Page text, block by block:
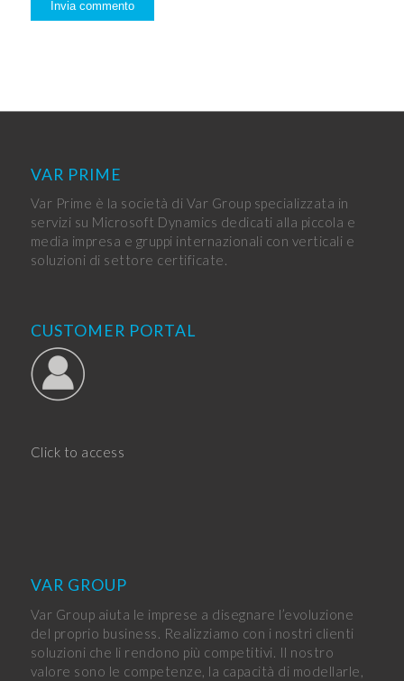
VAR PRIME
Var Prime è la società di Var Group specializzata in
servizi su Microsoft Dynamics dedicati alla piccola e
media impresa e gruppi internazionali con verticali e
soluzioni di settore certificate.
CUSTOMER PORTAL
Click to access
VAR GROUP
Var Group aiuta le imprese a disegnare l’evoluzione
del proprio business. Realizziamo con i nostri clienti
soluzioni che li rendono più competitivi. Il nostro
valore sono le competenze, la capacità di modellarle,